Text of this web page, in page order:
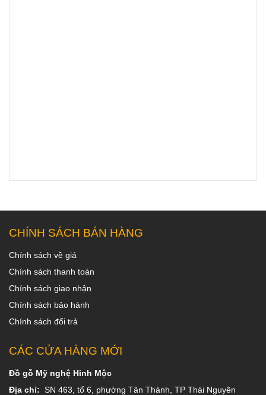
CHÍNH SÁCH BÁN HÀNG
Chính sách về giá
Chính sách thanh toán
Chính sách giao nhận
Chính sách bảo hành
Chính sách đổi trả
CÁC CỬA HÀNG MỚI
Đồ gỗ Mỹ nghệ Hinh Mộc
Địa chỉ: SN 463, tổ 6, phường Tân Thành, TP Thái Nguyên